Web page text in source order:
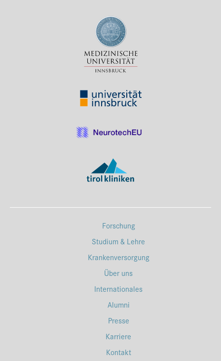
Forschung
Studium & Lehre
Krankenversorgung
Über uns
Internationales
Alumni
Presse
Karriere
Kontakt